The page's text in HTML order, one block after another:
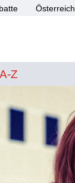
Österreich
A bis Z
Z